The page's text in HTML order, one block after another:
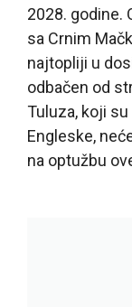
2028. godine.
sa Crnim
najtopliji u
odbačen od
Tuluza, koji
Engleske,
na optužbu